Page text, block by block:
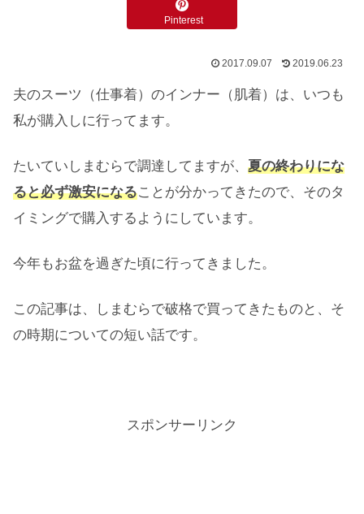
Pinterest
2017.09.07 2019.06.23
夫のスーツ（仕事着）のインナー（肌着）は、いつも
私が購入しに行ってます。
たいていしまむらで調達してますが、 夏の終わりにな
ると必ず激安になることが分かってきたので、そのタ
イミングで購入するようにしています。
今年もお盆を過ぎた頃に行ってきました。
この記事は、しまむらで破格で買ってきたものと、そ
の時期についての短い話です。
スポンサーリンク